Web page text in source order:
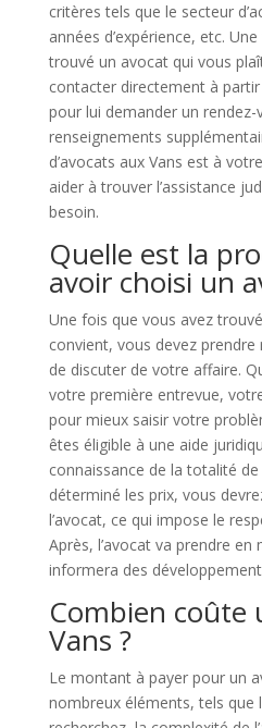
critères tels que le secteur
années d’expérience, etc.
trouvé un avocat qui vous
contacter directement à
pour lui demander un
renseignements
d’avocats aux Vans est à
aider à trouver l’assistance
besoin.
Quelle est la
avoir choisi un
Une fois que vous avez
convient, vous devez
de discuter de votre affaire.
votre première entrevue,
pour mieux saisir votre
êtes éligible à une aide
connaissance de la totalité
déterminé les prix, vous
l’avocat, ce qui impose le
Après, l’avocat va prendre
informera des
Combien coûte
Vans ?
Le montant à payer pour un
nombreux éléments, tels que